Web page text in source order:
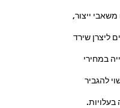
ייצור,
ליצרן שירד
במחירי
להגביר
בעלויות.